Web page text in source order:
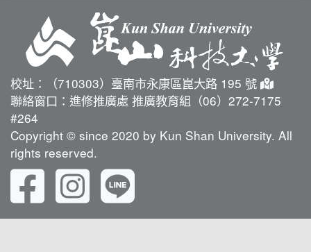
校址：（710303）臺南市永康區崑大路 195 號
聯絡窗口：進修推廣處 推廣教育組（06）272-7175
#264
Copyright © since 2020 by Kun Shan University. All
rights reserved.